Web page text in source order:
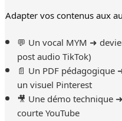
Adapter vos contenus aux
💬 Un vocal MYM ➜
post audio TikTok)
📄 Un PDF
un visuel Pinterest
🎥 Une démo technique
courte YouTube